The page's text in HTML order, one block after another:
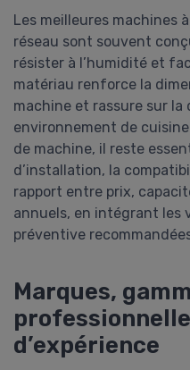
Les meilleures machines
réseau sont souvent
résister à l’humidité et
matériau renforce la
machine et rassure sur
environnement de
de machine, il reste
d’installation, la
rapport entre prix,
annuels, en intégrant les
préventive
Marques,
d’expérience